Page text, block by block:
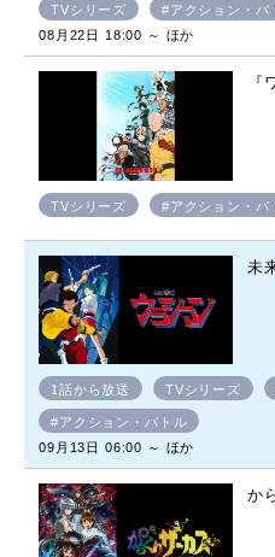
TVシリーズ #アクション・バ
08月22日 18:00 ～ ほか
『
TVシリーズ #アクション・バ
未
1話から放送 TVシリーズ
#アクション・バトル
09月13日 06:00 ～ ほか
か